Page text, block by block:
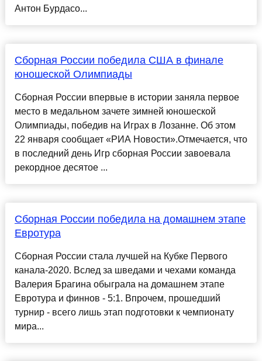
Антон Бурдасо...
Сборная России победила США в финале
юношеской Олимпиады
Сборная России впервые в истории заняла первое
место в медальном зачете зимней юношеской
Олимпиады, победив на Играх в Лозанне. Об этом
22 января сообщает «РИА Новости».Отмечается, что
в последний день Игр сборная России завоевала
рекордное десятое ...
Сборная России победила на домашнем этапе
Евротура
Сборная России стала лучшей на Кубке Первого
канала-2020. Вслед за шведами и чехами команда
Валерия Брагина обыграла на домашнем этапе
Евротура и финнов - 5:1. Впрочем, прошедший
турнир - всего лишь этап подготовки к чемпионату
мира...